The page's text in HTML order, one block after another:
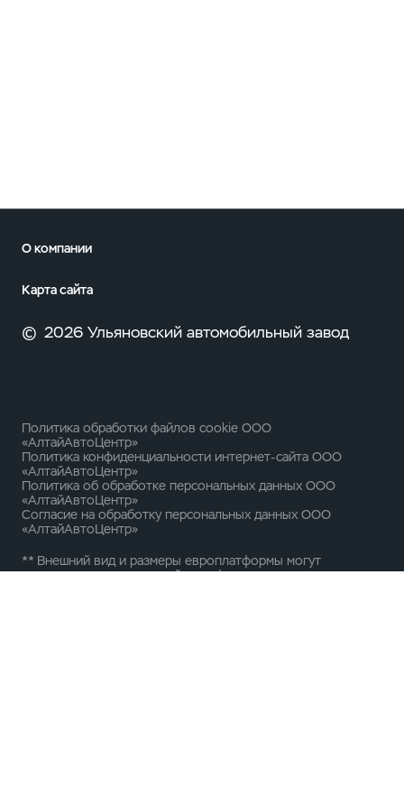
О компании
Карта сайта
© 2026 Ульяновский автомобильный завод
Политика обработки файлов cookie ООО
«АлтайАвтоЦентр»
Политика конфиденциальности интернет-сайта ООО
«АлтайАвтоЦентр»
Политика об обработке персональных данных ООО
«АлтайАвтоЦентр»
Согласие на обработку персональных данных ООО
«АлтайАвтоЦентр»
** Внешний вид и размеры европлатформы могут
отличаться от конкретной модификации